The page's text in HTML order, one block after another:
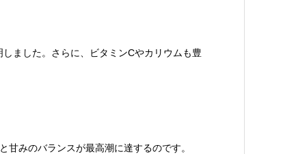
ました。さらに、ビタミンCやカリウムも豊
みのバランスが最高潮に達するのです。